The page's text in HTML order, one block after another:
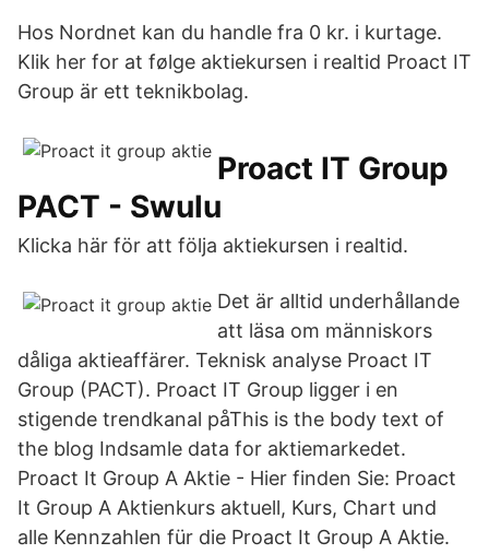
Hos Nordnet kan du handle fra 0 kr. i kurtage.
Klik her for at følge aktiekursen i realtid Proact IT
Group är ett teknikbolag.
Proact IT Group
PACT - Swulu
Klicka här för att följa aktiekursen i realtid.
Det är alltid underhållande
att läsa om människors
dåliga aktieaffärer. Teknisk analyse Proact IT
Group (PACT). Proact IT Group ligger i en
stigende trendkanal påThis is the body text of
the blog Indsamle data for aktiemarkedet.
Proact It Group A Aktie - Hier finden Sie: Proact
It Group A Aktienkurs aktuell, Kurs, Chart und
alle Kennzahlen für die Proact It Group A Aktie.